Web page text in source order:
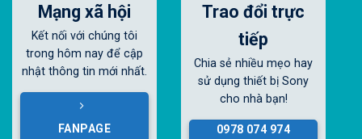
Mạng xã hội
Kết nối với chúng tôi
trong hôm nay để cập
nhật thông tin mới nhất.
FANPAGE
Trao đổi trực
tiếp
Chia sẻ nhiều mẹo hay
sử dụng thiết bị Sony
cho nhà bạn!
0978 074 974